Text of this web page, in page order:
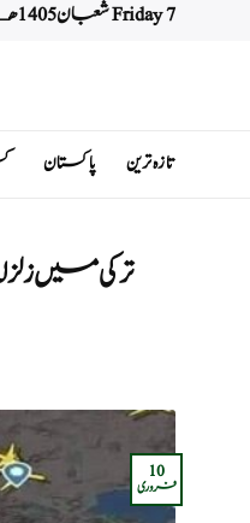
Friday 7 شعبان 1405 هـ - 7 August 2026
تازہ ترین پاکستان
ترکی میں
10
فروری